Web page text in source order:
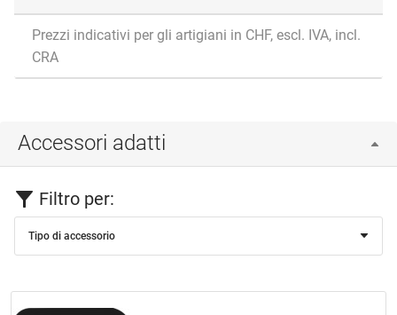
Prezzi indicativi per gli artigiani in CHF, escl. IVA, incl.
CRA
Accessori adatti
Filtro per:
Tipo di accessorio